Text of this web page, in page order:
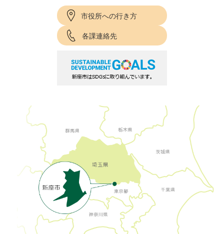
市役所への行き方
各課連絡先